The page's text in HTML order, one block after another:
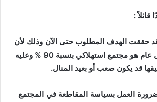
قائلاً:
حققت الهدف المطلوب حتى الآن وذلك لأن
عام هو مجتمع استهلاكي بنسبة 90
% وعليه
قد يكون صعب أو بعيد المنال.
العمل بسياسة المقاطعة في المجتمع